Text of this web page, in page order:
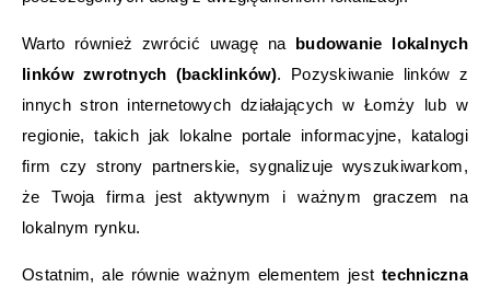
Warto również zwrócić uwagę na budowanie lokalnych
linków zwrotnych (backlinków). Pozyskiwanie linków z
innych stron internetowych działających w Łomży lub w
regionie, takich jak lokalne portale informacyjne, katalogi
firm czy strony partnerskie, sygnalizuje wyszukiwarkom,
że Twoja firma jest aktywnym i ważnym graczem na
lokalnym rynku.
Ostatnim, ale równie ważnym elementem jest techniczna